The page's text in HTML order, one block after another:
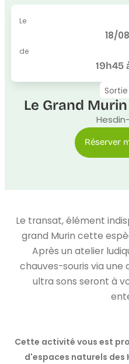
Le
18/
de
19h45
Le Grand
Réserver
Le transat, élément
grand Murin cette
Après un atelier
chauves-souris via une
ultra sons seront à
Cette activité vous est
d'espaces naturels des